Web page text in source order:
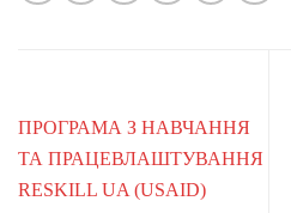
ПРОГРАМА З НАВЧАННЯ
ТА ПРАЦЕВЛАШТУВАННЯ
RESKILL UA (USAID)